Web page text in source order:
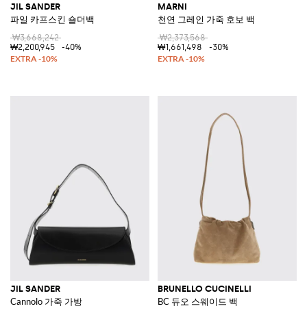
JIL SANDER
파일 카프스킨 숄더백
₩3,668,242
₩2,200,945
-40%
MARNI
천연 그레인 가죽 호보 백
₩2,373,568
₩1,661,498
-30%
JIL SANDER
Cannolo 가죽 가방
BRUNELLO CUCINELLI
BC 듀오 스웨이드 백